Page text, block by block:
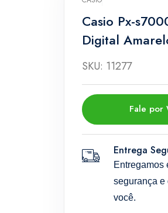
Casio Px-
Digital
SKU: 11277
Fale por
Entrega
Entregamos
segurança e
você.